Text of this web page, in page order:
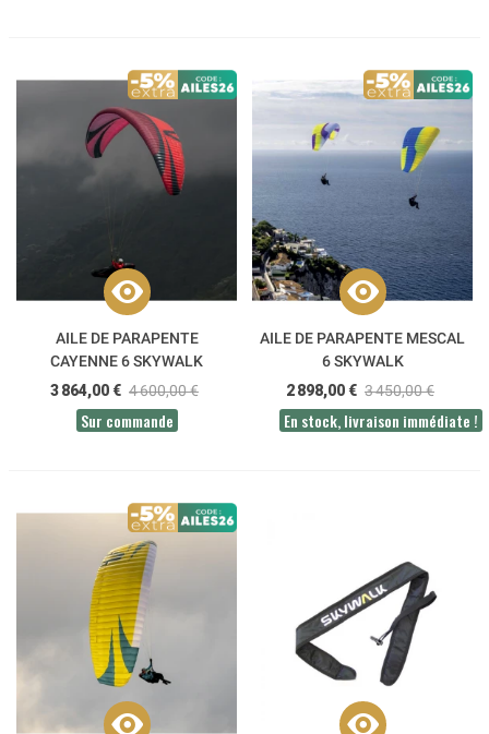
AILE DE PARAPENTE
CAYENNE 6 SKYWALK
3 864,00 € 4 600,00 €
Sur commande
AILE DE PARAPENTE MESCAL
6 SKYWALK
2 898,00 € 3 450,00 €
En stock, livraison immédiate !